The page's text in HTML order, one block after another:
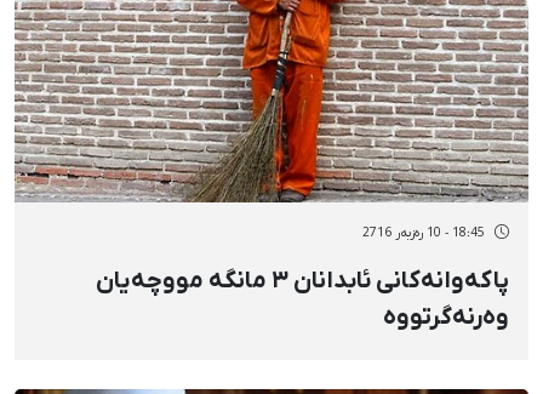
18:45 - 10 رەزبەر 2716
پاکەوانەکانی ئابدانان ٣ مانگە مووچەیان
وەرنەگرتووە